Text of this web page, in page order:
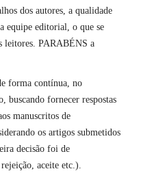
dos autores, a qualidade
equipe editorial, o que se
leitores. PARABÉNS a
forma contínua, no
buscando fornecer respostas
manuscritos de
os artigos submetidos
decisão foi de
aceite etc.).